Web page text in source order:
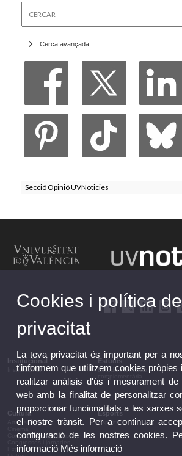
Cerca avançada
Secció Opinió UVNoticies
Institucional
Institucional
Estudis
Estudis i formació
Cultura
Arts escèniques
Conferències i debats
Congressos i jornades
Exposicions
Esports
Esports
Cookies i política de
privacitat
La teva privacitat és important per a
t'informem que utilitzem cookies pròpies
realitzar anàlisis d'ús i mesurament de
web amb la finalitat de personalitzar
proporcionar funcionalitats a les xarxes
el nostre trànsit. Per a continuar
configuració de les nostres cookies.
informació Més informació